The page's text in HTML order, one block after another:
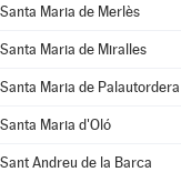
Santa Maria de Merlès
Santa Maria de Miralles
Santa Maria de Palautordera
Santa Maria d'Oló
Sant Andreu de la Barca